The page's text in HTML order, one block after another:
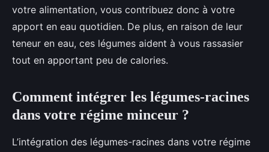
votre alimentation, vous contribuez donc à votre
apport en eau quotidien. De plus, en raison de leur
teneur en eau, ces légumes aident à vous rassasier
tout en apportant peu de calories.
Comment intégrer les légumes-racines
dans votre régime minceur ?
L’intégration des légumes-racines dans votre régime